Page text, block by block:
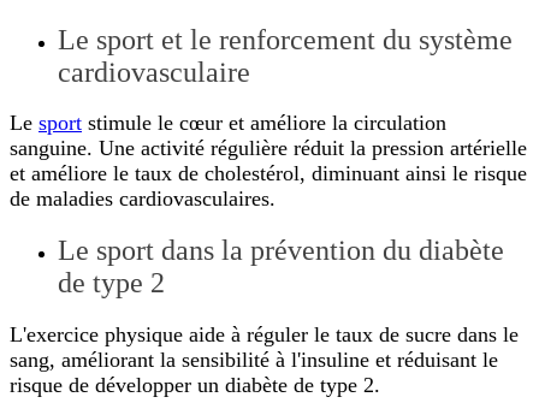
Le sport et le renforcement du système
cardiovasculaire
Le sport stimule le cœur et améliore la circulation
sanguine. Une activité régulière réduit la pression artérielle
et améliore le taux de cholestérol, diminuant ainsi le risque
de maladies cardiovasculaires.
Le sport dans la prévention du diabète
de type 2
L'exercice physique aide à réguler le taux de sucre dans le
sang, améliorant la sensibilité à l'insuline et réduisant le
risque de développer un diabète de type 2.